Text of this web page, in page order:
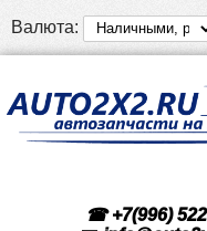
Валюта:
☎ +7(996)